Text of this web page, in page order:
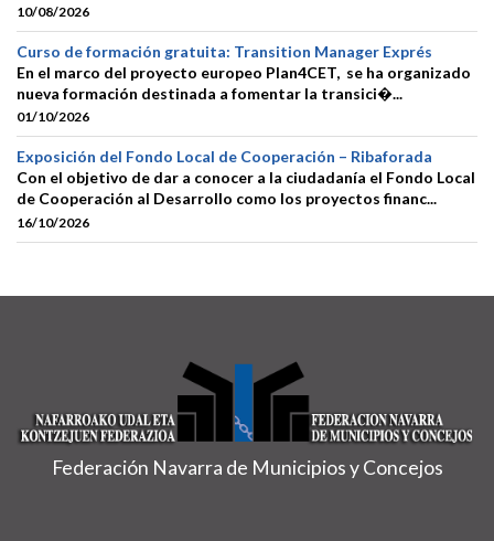
10/08/2026
Curso de formación gratuita: Transition Manager Exprés
En el marco del proyecto europeo Plan4CET, se ha organizado
nueva formación destinada a fomentar la transici�...
01/10/2026
Exposición del Fondo Local de Cooperación – Ribaforada
Con el objetivo de dar a conocer a la ciudadanía el Fondo Local
de Cooperación al Desarrollo como los proyectos financ...
16/10/2026
Federación Navarra de Municipios y Concejos